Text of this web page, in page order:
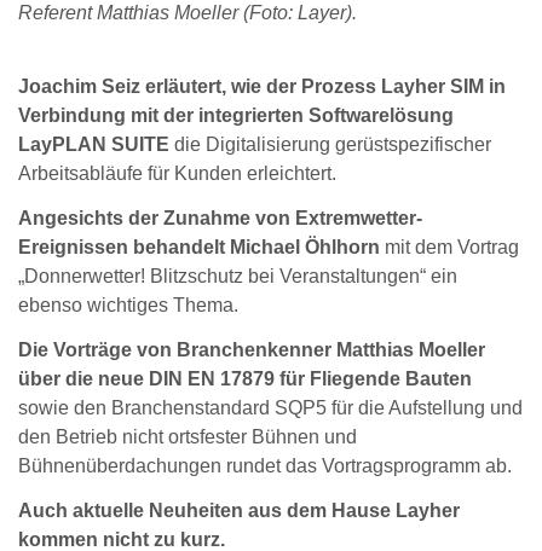
Referent Matthias Moeller (Foto: Layer).
Joachim Seiz erläutert, wie der Prozess Layher SIM in
Verbindung mit der integrierten Softwarelösung
LayPLAN SUITE die Digitalisierung gerüstspezifischer
Arbeitsabläufe für Kunden erleichtert.
Angesichts der Zunahme von Extremwetter-
Ereignissen behandelt Michael Öhlhorn mit dem Vortrag
„Donnerwetter! Blitzschutz bei Veranstaltungen“ ein
ebenso wichtiges Thema.
Die Vorträge von Branchenkenner Matthias Moeller
über die neue DIN EN 17879 für Fliegende Bauten
sowie den Branchenstandard SQP5 für die Aufstellung und
den Betrieb nicht ortsfester Bühnen und
Bühnenüberdachungen rundet das Vortragsprogramm ab.
Auch aktuelle Neuheiten aus dem Hause Layher
kommen nicht zu kurz.